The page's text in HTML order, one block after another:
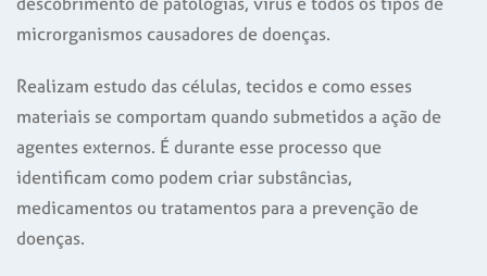
microrganismos causadores de doenças.
Realizam estudo das células, tecidos e como esses
materiais se comportam quando submetidos a ação de
agentes externos. É durante esse processo que
identificam como podem criar substâncias,
medicamentos ou tratamentos para a prevenção de
doenças.